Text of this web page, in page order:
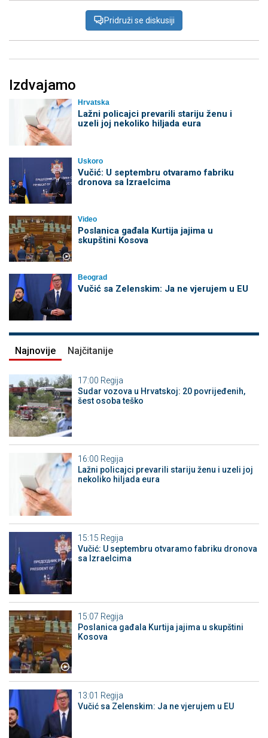
Pridruži se diskusiji
Izdvajamo
Hrvatska
Lažni policajci prevarili stariju ženu i
uzeli joj nekoliko hiljada eura
Uskoro
Vučić: U septembru otvaramo fabriku
dronova sa Izraelcima
Video
Poslanica gađala Kurtija jajima u
skupštini Kosova
Beograd
Vučić sa Zelenskim: Ja ne vjerujem u EU
Najnovije Najčitanije
17:00 Regija
Sudar vozova u Hrvatskoj: 20 povrijeđenih,
šest osoba teško
16:00 Regija
Lažni policajci prevarili stariju ženu i uzeli joj
nekoliko hiljada eura
15:15 Regija
Vučić: U septembru otvaramo fabriku dronova
sa Izraelcima
15:07 Regija
Poslanica gađala Kurtija jajima u skupštini
Kosova
13:01 Regija
Vučić sa Zelenskim: Ja ne vjerujem u EU